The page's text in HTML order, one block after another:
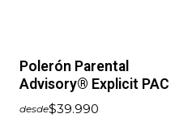
Polerón Parental
Advisory® Explicit PAC
desde$39.990